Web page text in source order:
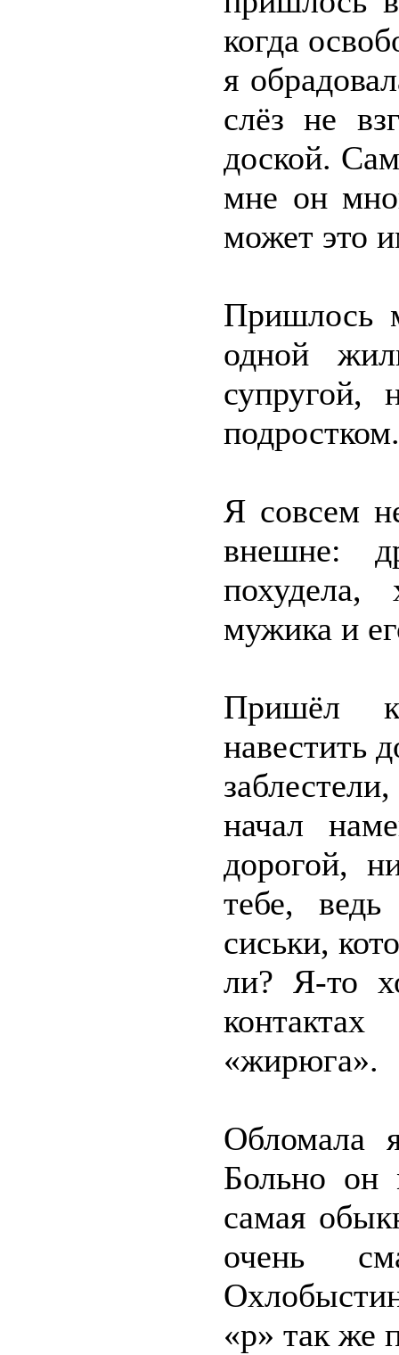
когда
я
слёз не
доской.
мне он
может это
Пришлось
одной
подростком.
Я совсем
внешне:
мужика и
Пришёл
навестить
начал
дорогой,
тебе,
сиськи,
ли? Я-то
«жирюга».
Обломала
Больно он
самая
очень
«р» так же